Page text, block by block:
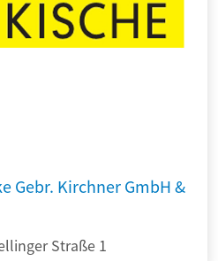
Gebr. Kirchner GmbH &
Straße 1